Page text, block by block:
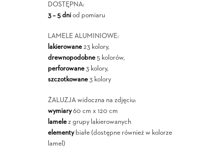
DOSTĘPNA:
3 – 5 dniod pomiaru
LAMELE ALUMINIOWE:
lakierowane23 kolory,
drewnopodobne5 kolorów,
perforowane3 kolory,
szczotkowane3 kolory
ŻALUZJA widoczna na zdjęciu:
wymiary60 cm x 120 cm
lamelez grupy lakierowanych
elementybiałe (dostępne również w kolorze
lamel)